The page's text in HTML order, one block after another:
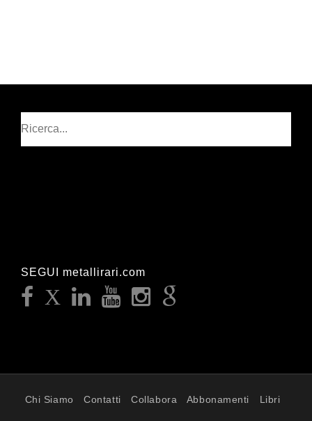
SEGUI metallirari.com
Chi Siamo Contatti Collabora Abbonamenti Libri